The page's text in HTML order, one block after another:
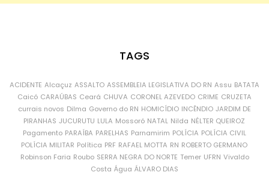
TAGS
ACIDENTE Alcaçuz ASSALTO ASSEMBLEIA LEGISLATIVA DO RN Assu BATATA
Caicó CARAÚBAS Ceará CHUVA CORONEL AZEVEDO CRIME CRUZETA
currais novos Dilma Governo do RN HOMICÍDIO INCÊNDIO JARDIM DE
PIRANHAS JUCURUTU LULA Mossoró NATAL Nilda NÉLTER QUEIROZ
Pagamento PARAÍBA PARELHAS Parnamirim POLÍCIA POLÍCIA CIVIL
POLÍCIA MILITAR Política PRF RAFAEL MOTTA RN ROBERTO GERMANO
Robinson Faria Roubo SERRA NEGRA DO NORTE Temer UFRN Vivaldo
Costa Água ÁLVARO DIAS